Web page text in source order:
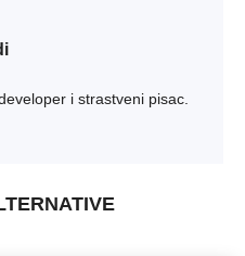
i strastveni pisac.